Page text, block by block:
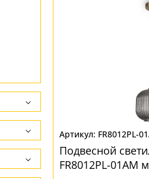
FR8012PL-
Подвесной
FR8012PL-01AM